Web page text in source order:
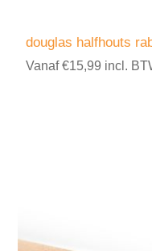
douglas halfhouts
Vanaf €15,99 incl.